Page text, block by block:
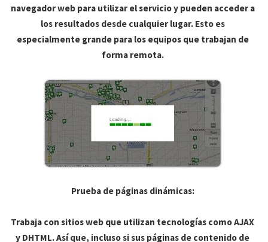
navegador web para utilizar el servicio y pueden acceder a
los resultados desde cualquier lugar. Esto es
especialmente grande para los equipos que trabajan de
forma remota.
Prueba de páginas dinámicas:
Trabaja con sitios web que utilizan tecnologías como AJAX
y DHTML. Así que, incluso si sus páginas de contenido de